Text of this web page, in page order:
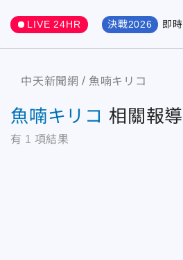
LIVE 24HR 決戰2026 即時
中天新聞網 魚喃キリコ
魚喃キリコ 相關報導
有 1 項結果